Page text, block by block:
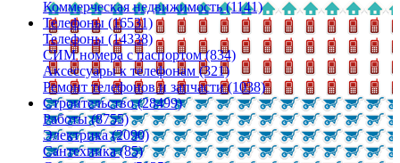
Коммерческая недвижимость (1141)
Телефоны (16531)
Телефоны (14338)
СИМ номера с паспортом (834)
Аксессуары к телефонам (321)
Ремонт телефонов и запчасти (1038)
Строительство (28499)
Работы (8755)
Электрика (2090)
Сантехника (85)